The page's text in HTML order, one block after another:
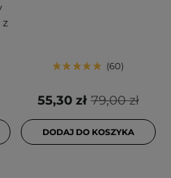
60
79,00 zł
55,30 zł
DODAJ DO KOSZYKA